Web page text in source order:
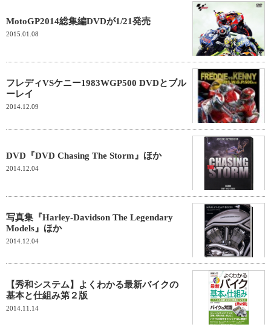
MotoGP2014総集編DVDが1/21発売
2015.01.08
フレディVSケニー1983WGP500 DVDとブル
ーレイ
2014.12.09
DVD『DVD Chasing The Storm』ほか
2014.12.04
写真集『Harley-Davidson The Legendary
Models』ほか
2014.12.04
【秀和システム】よくわかる最新バイクの
基本と仕組み第２版
2014.11.14